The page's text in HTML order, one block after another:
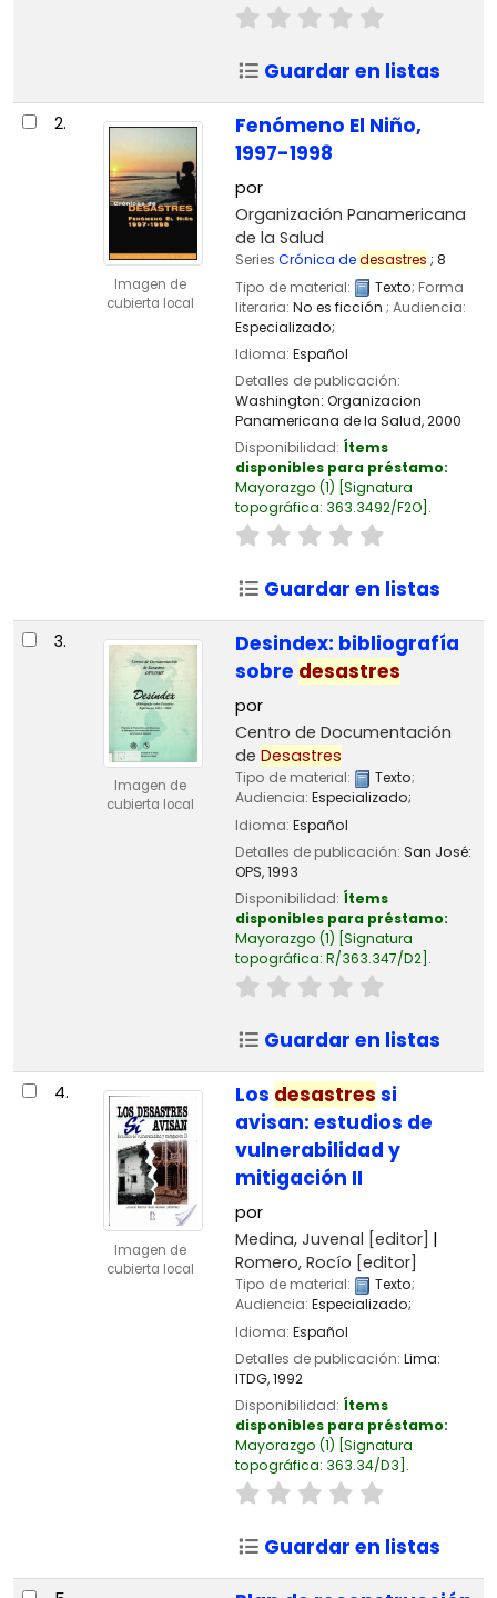
Guardar en listas
2.
Imagen de
cubierta local
Fenómeno El Niño,
1997-1998
por
Organización Panamericana
de la Salud
Series Crónica dedesastres ; 8
Tipo de material:
Texto; Forma
literaria: No es ficción ; Audiencia:
Especializado;
Idioma: Español
Detalles de publicación:
Washington: Organizacion
Panamericana de la Salud,2000
Disponibilidad: Ítems
disponibles para préstamo:
Mayorazgo (1) Signatura
topográfica: 363.3492/F2O .
Guardar en listas
3.
Imagen de
cubierta local
Desindex: bibliografía
sobre desastres
por
Centro de Documentación
de Desastres
Tipo de material: Texto;
Audiencia: Especializado;
Idioma: Español
Detalles de publicación: San José:
OPS,1993
Disponibilidad: Ítems
disponibles para préstamo:
Mayorazgo (1) Signatura
topográfica: R/363.347/D2 .
Guardar en listas
4.
Imagen de
cubierta local
Los desastres si
avisan: estudios de
vulnerabilidad y
mitigación II
por
Medina, Juvenal [editor]
Romero, Rocío [editor]
Tipo de material: Texto;
Audiencia: Especializado;
Idioma: Español
Detalles de publicación: Lima:
ITDG,1992
Disponibilidad: Ítems
disponibles para préstamo:
Mayorazgo (1) Signatura
topográfica: 363.34/D3 .
Guardar en listas